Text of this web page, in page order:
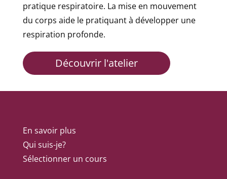
pratique respiratoire. La mise en mouvement
du corps aide le pratiquant à développer une
respiration profonde.
Découvrir l'atelier
En savoir plus
Qui suis-je?
Sélectionner un cours